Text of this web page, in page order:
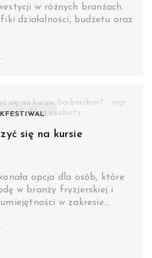
w różnych branżach.
działalności, budżetu oraz
się na kursie
opcja dla osób, które
w branży fryzjerskiej i
w zakresie…